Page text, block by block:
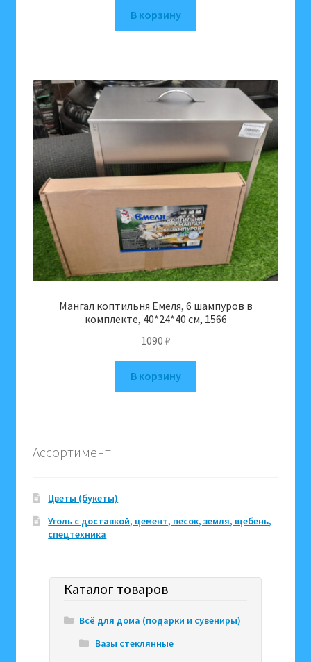
В корзину
Мангал коптильня Емеля, 6 шампуров в
комплекте, 40*24*40 см, 1566
1090 ₽
В корзину
Ассортимент
Цветы (букеты)
Уголь с доставкой, цемент, песок, земля, щебень,
спецтехника
Каталог товаров
Всё для дома (подарки и сувениры)
Вазы стеклянные